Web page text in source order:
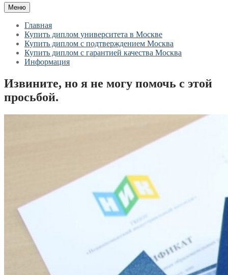
Меню
Главная
Купить диплом университета в Москве
Купить диплом с подтверждением Москва
Купить диплом с гарантией качества Москва
Информация
Извините, но я не могу помочь с этой
просьбой.